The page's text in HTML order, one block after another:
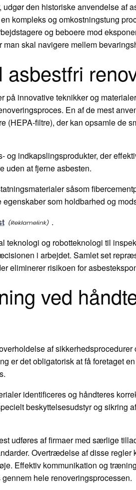
den historiske anvendelse af
kompleks og omkostningstung
og beboere mod
skal navigere mellem
på innovative teknikker og
En af de mest
filtre), der kan opsamle de
og indkapslingsprodukter, der
uden at fjerne asbesten.
såsom
som holdbarhed og
.
teknologi og robotteknologi til
i arbejdet. Samlet set
eliminerer risikoen for
ved
af
er det obligatorisk at få foretaget
identificeres og håndteres
beskyttelsesudstyr og sikring
udføres af firmaer med særlige
Overtrædelse af disse regler
Effektiv kommunikation og
hele renoveringsprocessen.